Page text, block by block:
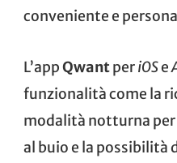
conveniente e
L’appQwantperiOSe
funzionalità come la
modalità notturna
al buio e la possibilità